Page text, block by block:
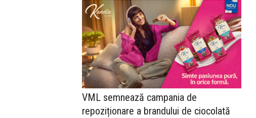
VML semnează campania de
repoziționare a brandului de ciocolată